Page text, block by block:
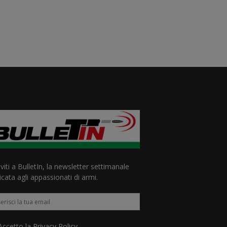
a BulletIn, la newsletter settimanale
agli appassionati di armi.